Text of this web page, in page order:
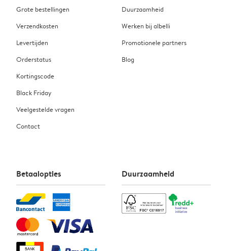
Grote bestellingen
Verzendkosten
Levertijden
Orderstatus
Kortingscode
Black Friday
Veelgestelde vragen
Contact
Duurzaamheid
Werken bij albelli
Promotionele partners
Blog
Betaalopties Duurzaamheid